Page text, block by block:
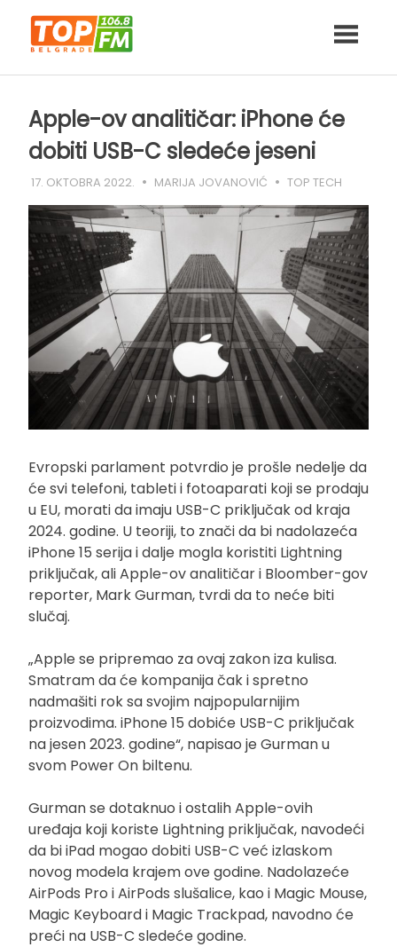
content
Apple-ov analitičar: iPhone će
dobiti USB-C sledeće jeseni
17. OKTOBRA 2022. MARIJA JOVANOVIĆ TOP TECH
Evropski parlament potvrdio je prošle nedelje da
će svi telefoni, tableti i fotoaparati koji se prodaju
u EU, morati da imaju USB-C priključak od kraja
2024. godine. U teoriji, to znači da bi nadolazeća
iPhone 15 serija i dalje mogla koristiti Lightning
priključak, ali Apple-ov analitičar i Bloomber-gov
reporter, Mark Gurman, tvrdi da to neće biti
slučaj.
„Apple se pripremao za ovaj zakon iza kulisa.
Smatram da će kompanija čak i spretno
nadmašiti rok sa svojim najpopularnijim
proizvodima. iPhone 15 dobiće USB-C priključak
na jesen 2023. godine“, napisao je Gurman u
svom Power On biltenu.
Gurman se dotaknuo i ostalih Apple-ovih
uređaja koji koriste Lightning priključak, navodeći
da bi iPad mogao dobiti USB-C već izlaskom
novog modela krajem ove godine. Nadolazeće
AirPods Pro i AirPods slušalice, kao i Magic Mouse,
Magic Keyboard i Magic Trackpad, navodno će
preći na USB-C sledeće godine.